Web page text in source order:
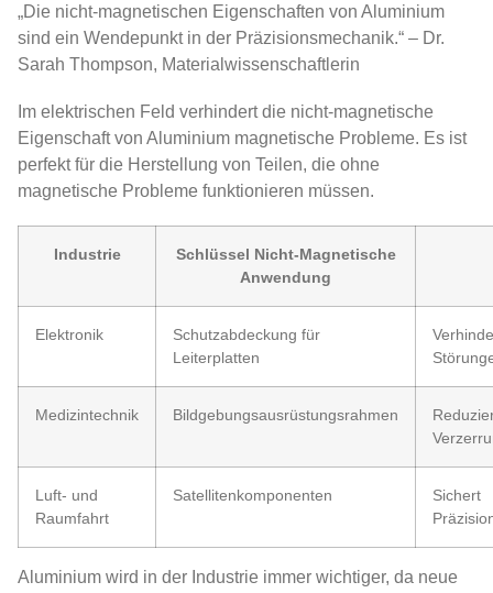
„Die nicht-magnetischen Eigenschaften von Aluminium
sind ein Wendepunkt in der Präzisionsmechanik.“ – Dr.
Sarah Thompson, Materialwissenschaftlerin
Im elektrischen Feld verhindert die nicht-magnetische
Eigenschaft von Aluminium magnetische Probleme. Es ist
perfekt für die Herstellung von Teilen, die ohne
magnetische Probleme funktionieren müssen.
Industrie
Schlüssel Nicht-Magnetische
Anwendung
Elektronik
Schutzabdeckung für
Leiterplatten
Medizintechnik Bildgebungsausrüstungsrahmen
Luft- und
Raumfahrt
Satellitenkomponenten
Sichert
Aluminium wird in der Industrie immer wichtiger, da neue